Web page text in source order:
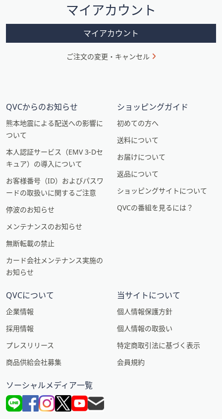
ン
マイアカウント
マイアカウント
ご注文の変更・キャンセル
QVCからのお知らせ
熊本地震による配送への影響に
ついて
本人認証サービス（EMV 3-Dセ
キュア）の導入について
お客様番号（ID）およびパスワ
ードの取扱いに関するご注意
停波のお知らせ
メンテナンスのお知らせ
無断転載の禁止
カード会社メンテナンス実施の
お知らせ
ショッピングガイド
初めての方へ
送料について
お届けについて
返品について
ショッピングサイトについて
QVCの番組を見るには？
QVCについて
企業情報
採用情報
プレスリリース
商品供給会社募集
当サイトについて
個人情報保護方針
個人情報の取扱い
特定商取引法に基づく表示
会員規約
ソーシャルメディア一覧